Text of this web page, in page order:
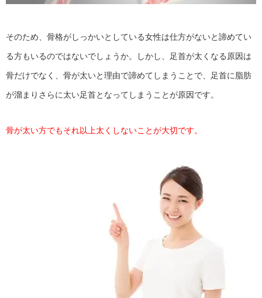
そのため、骨格がしっかいとしている女性は仕方がないと諦めてい
る方もいるのではないでしょうか。しかし、足首が太くなる原因は
骨だけでなく、骨が太いと理由で諦めてしまうことで、足首に脂肪
が溜まりさらに太い足首となってしまうことが原因です。
骨が太い方でもそれ以上太くしないことが大切です。